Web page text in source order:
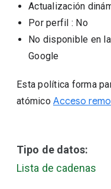
Actualización
Por perfil : No
No disponible en
Google
Esta política forma
atómicoAcceso
Tipo de datos:
Lista de cadenas